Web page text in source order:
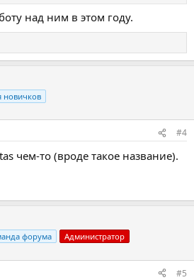
над ним в этом году.
новичков
#4
чем-то (вроде такое название).
форума Администратор
#5